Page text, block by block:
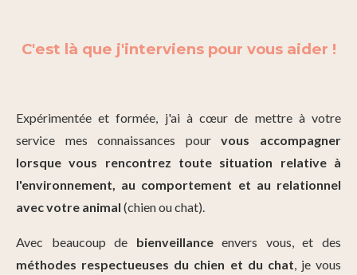
C'est là que j'interviens pour vous aider !
Expérimentée et formée, j'ai à cœur de mettre à votre
service mes connaissances pourvous accompagner
lorsque vous rencontrez toute situation relative à
l'environnement, au comportement et au relationnel
avec votre animal (chien ou chat).
Avec beaucoup de bienveillanceenvers vous, et des
méthodes respectueuses du chien et du chat, je vous